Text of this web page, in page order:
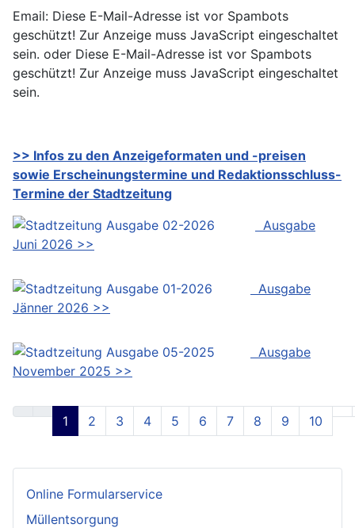
Online Formularservice
Müllentsorgung
Email: Diese E-Mail-Adresse ist vor Spambots
geschützt! Zur Anzeige muss JavaScript eingeschaltet
sein. oder Diese E-Mail-Adresse ist vor Spambots
geschützt! Zur Anzeige muss JavaScript eingeschaltet
sein.
>> Infos zu den Anzeigeformaten und -preisen
sowie Erscheinungstermine und Redaktionsschluss-
Termine der Stadtzeitung
Ausgabe
Juni 2026 >>
Ausgabe
Jänner 2026 >>
Ausgabe
November 2025 >>
1 2 3 4 5 6 7 8 9 10